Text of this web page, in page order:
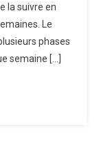
la suivre en
Le
phases
semaine […]